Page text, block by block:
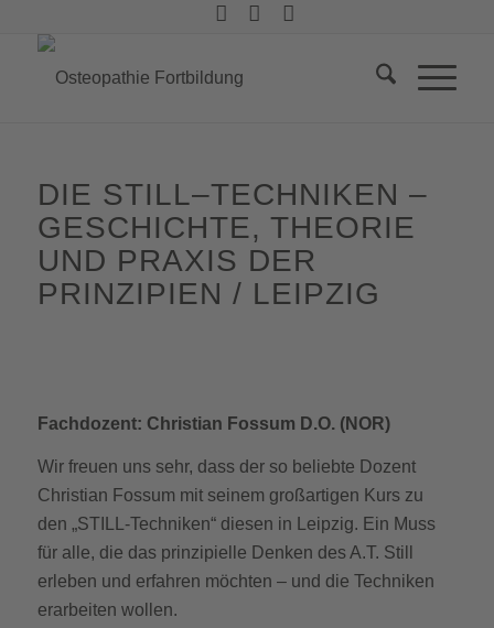
DIE STILL–TECHNIKEN –
GESCHICHTE, THEORIE
UND PRAXIS DER
PRINZIPIEN / LEIPZIG
Fachdozent: Christian Fossum D.O. (NOR)
Wir freuen uns sehr, dass der so beliebte Dozent
Christian Fossum mit seinem großartigen Kurs zu
den „STILL-Techniken“ diesen in Leipzig. Ein Muss
für alle, die das prinzipielle Denken des A.T. Still
erleben und erfahren möchten – und die Techniken
erarbeiten wollen.